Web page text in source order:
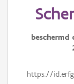
Erfgoedobject
Aanduidingsobject
https://